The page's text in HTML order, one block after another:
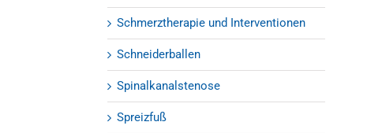
Schmerztherapie und Interventionen
Schneiderballen
Spinalkanalstenose
Spreizfuß